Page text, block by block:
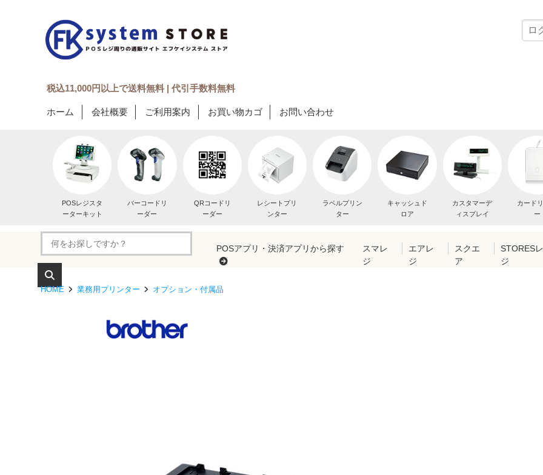
税込11,000円以上で送料無料 | 代引手数料無料
ホーム 会社概要 ご利用案内 お買い物カゴ お問い合わせ
POSレジスタ
ーターキット
バーコードリ
ーダー
QRコードリ
ーダー
レシートプリ
ンター
ラベルプリン
ター
キャッシュド
ロア
カスタマーデ
ィスプレイ
カード
ー
POSアプリ・決済アプリから探す
スマレ
ジ
エアレ
ジ
スクエ
ア
STORES
ジ
HOME 業務用プリンター オプション・付属品